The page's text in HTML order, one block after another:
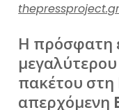
Η πρόσφατη
πακέτου στη